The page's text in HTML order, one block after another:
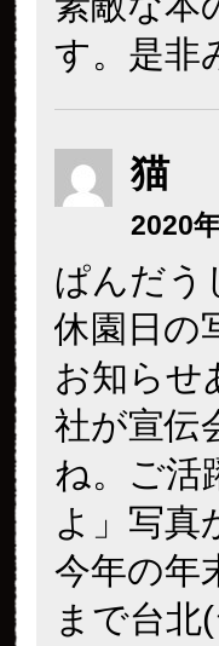
す。是非
猫
2020
ぱんだう
休園日の
お知らせ
社が宣伝
ね。ご活
よ」写真
今年の年
まで台北